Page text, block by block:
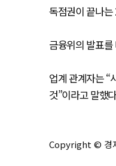
독점권이 끝나는
금융위의 발표
업계 관계자는 “
것”이라고 말했
Copyright © 경